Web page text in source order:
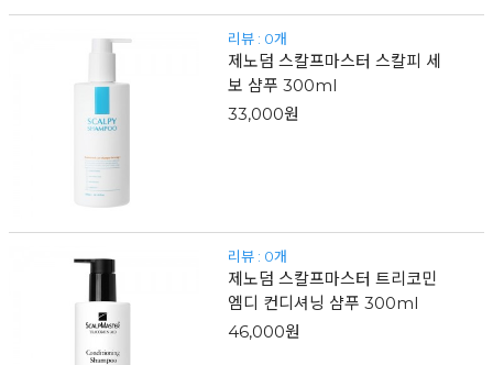
리뷰 : 0개
제노덤 스칼프마스터 스칼피 세
보 샴푸 300ml
33,000원
리뷰 : 0개
제노덤 스칼프마스터 트리코민
엠디 컨디셔닝 샴푸 300ml
46,000원